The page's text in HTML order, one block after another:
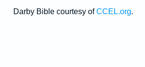
Darby Bible courtesy ofCCEL.org.